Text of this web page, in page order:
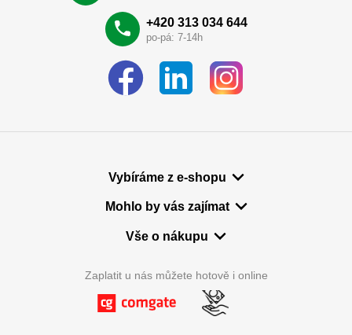
+420 313 034 644
po-pá: 7-14h
Vybíráme z e-shopu
Mohlo by vás zajímat
Vše o nákupu
Zaplatit u nás můžete hotově i online